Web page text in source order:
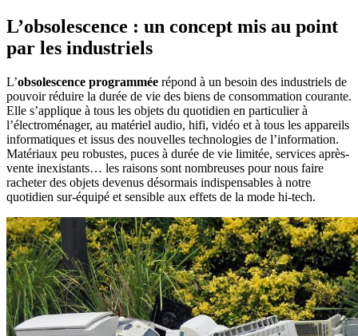
L’obsolescence : un concept mis au point
par les industriels
L’obsolescence programmée répond à un besoin des industriels de
pouvoir réduire la durée de vie des biens de consommation courante.
Elle s’applique à tous les objets du quotidien en particulier à
l’électroménager, au matériel audio, hifi, vidéo et à tous les appareils
informatiques et issus des nouvelles technologies de l’information.
Matériaux peu robustes, puces à durée de vie limitée, services après-
vente inexistants… les raisons sont nombreuses pour nous faire
racheter des objets devenus désormais indispensables à notre
quotidien sur-équipé et sensible aux effets de la mode hi-tech.